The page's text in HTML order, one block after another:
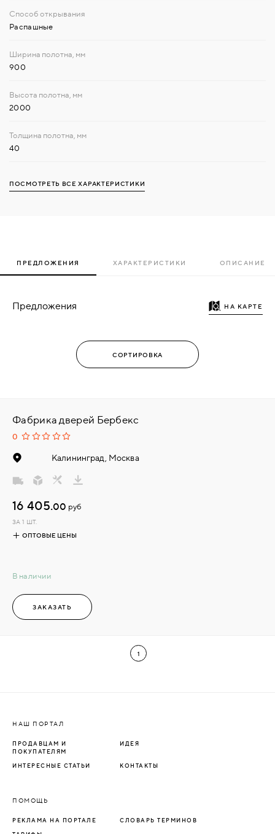
Распашные
900
2000
40
ПОСМОТРЕТЬ ВСЕ ХАРАКТЕРИСТИКИ
ПРЕДЛОЖЕНИЯ ХАРАКТЕРИСТИКИ ОПИСАНИЕ
Предложения НА КАРТЕ
Фабрика дверей Бербекс
0
Калининград, Москва
В наличии
16 405.00 руб
ЗА 1 ШТ.
ОПТОВЫЕ ЦЕНЫ
ЗАКАЗАТЬ
1
НАШ ПОРТАЛ
ПРОДАВЦАМ И
ПОКУПАТЕЛЯМ
ИДЕЯ
ИНТЕРЕСНЫЕ СТАТЬИ КОНТАКТЫ
ПОМОЩЬ
РЕКЛАМА НА ПОРТАЛЕ СЛОВАРЬ ТЕРМИНОВ